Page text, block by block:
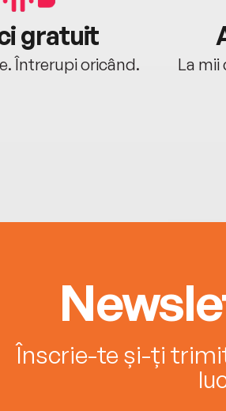
gratuit
Întrerupi oricând.
La mii
Înscrie-te și-ți